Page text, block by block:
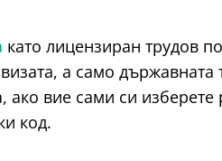
като лицензиран трудов
а само държавната
вие сами си изберете
код.